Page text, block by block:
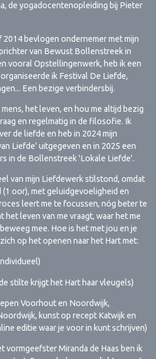
de yogadocentenopleiding bij Pieter
2014 bevlogen ondernemer met mijn
van Bewust Bollenstreek in
vooral Opstellingenwerk, heb ik een
ik Festival De Liefde,
Een bezige verbindersbij.
het leven, en hou me altijd bezig
en regelmatig in de filosofie. Ik
de liefde en heb in 2024 mijn
Liefde' uitgegeven en in 2025 een
in de Bollenstreek 'Lokale Liefde'.
van mijn Liefdewerk stilstond, omdat
oor), met geluidgevoeligheid en
leert me te focussen, nóg beter te
het leven van me vraagt, waar het me
mee. Hoe is het met jou en je
op het openen naar het Hart met:
stilte krijgt het Hart haar vleugels)
Voorhout en Noordwijk,
kunst op recept Katwijk en
editie waar je voor in kunt schrijven)
vormgeefster Miranda de Haas ben ik